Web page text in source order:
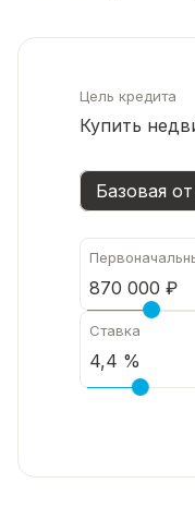
Цель кредита
Купить
Базовая от
Ставка